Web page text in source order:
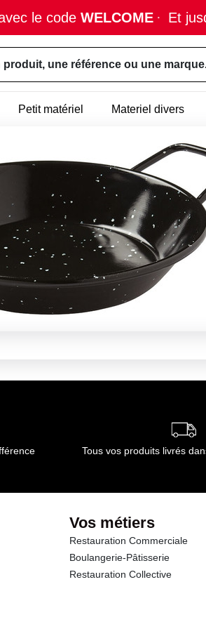
le code WELCOME · Et
produit, une référence ou une
Petit matériel Materiel divers
Tous vos produits livrés
Vos métiers
Restauration Commerciale
Boulangerie-Pâtisserie
Restauration Collective